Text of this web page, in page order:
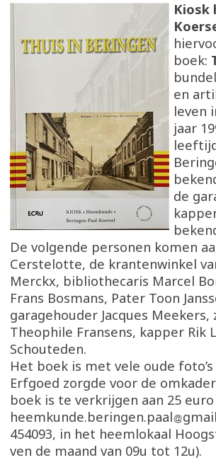
Kiosk
boek:
en
leven
jaar
de
De volgende personen komen
Cerstelotte, de krantenwinkel
Merckx, bibliothecaris Marcel
Frans Bosmans, Pater Toon
garagehouder Jacques
Theophile Fransens, kapper Rik
Schouteden.
Het boek is met vele oude
Erfgoed zorgde voor de
boek is te verkrijgen aan 25
heemkunde.beringen.paal
454093, in het heemlokaal
ven de maand van 09u tot 12u).